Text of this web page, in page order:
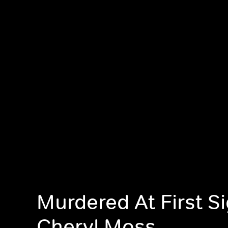
Murdered At First